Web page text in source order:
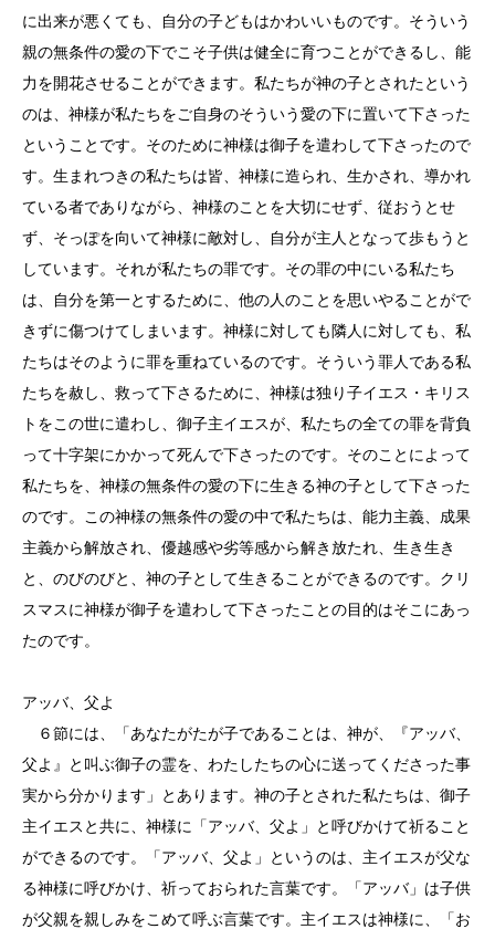
に出来が悪くても、自分の子どもはかわいいものです。そういう
親の無条件の愛の下でこそ子供は健全に育つことができるし、能
力を開花させることができます。私たちが神の子とされたという
のは、神様が私たちをご自身のそういう愛の下に置いて下さった
ということです。そのために神様は御子を遣わして下さったので
す。生まれつきの私たちは皆、神様に造られ、生かされ、導かれ
ている者でありながら、神様のことを大切にせず、従おうとせ
ず、そっぽを向いて神様に敵対し、自分が主人となって歩もうと
しています。それが私たちの罪です。その罪の中にいる私たち
は、自分を第一とするために、他の人のことを思いやることがで
きずに傷つけてしまいます。神様に対しても隣人に対しても、私
たちはそのように罪を重ねているのです。そういう罪人である私
たちを赦し、救って下さるために、神様は独り子イエス・キリス
トをこの世に遣わし、御子主イエスが、私たちの全ての罪を背負
って十字架にかかって死んで下さったのです。そのことによって
私たちを、神様の無条件の愛の下に生きる神の子として下さった
のです。この神様の無条件の愛の中で私たちは、能力主義、成果
主義から解放され、優越感や劣等感から解き放たれ、生き生き
と、のびのびと、神の子として生きることができるのです。クリ
スマスに神様が御子を遣わして下さったことの目的はそこにあっ
たのです。
アッバ、父よ
６節には、「あなたがたが子であることは、神が、『アッバ、
父よ』と叫ぶ御子の霊を、わたしたちの心に送ってくださった事
実から分かります」とあります。神の子とされた私たちは、御子
主イエスと共に、神様に「アッバ、父よ」と呼びかけて祈ること
ができるのです。「アッバ、父よ」というのは、主イエスが父な
る神様に呼びかけ、祈っておられた言葉です。「アッバ」は子供
が父親を親しみをこめて呼ぶ言葉です。主イエスは神様に、「お